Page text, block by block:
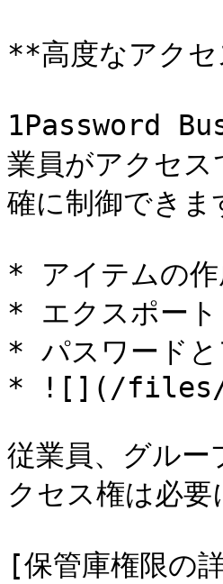
**高度なアク
1Password
業員がアクセ
確に制御できま
* アイテムの作
* エクスポート
* パスワードと
* ![](/files/
従業員、グルー
クセス権は必
[保管庫権限の